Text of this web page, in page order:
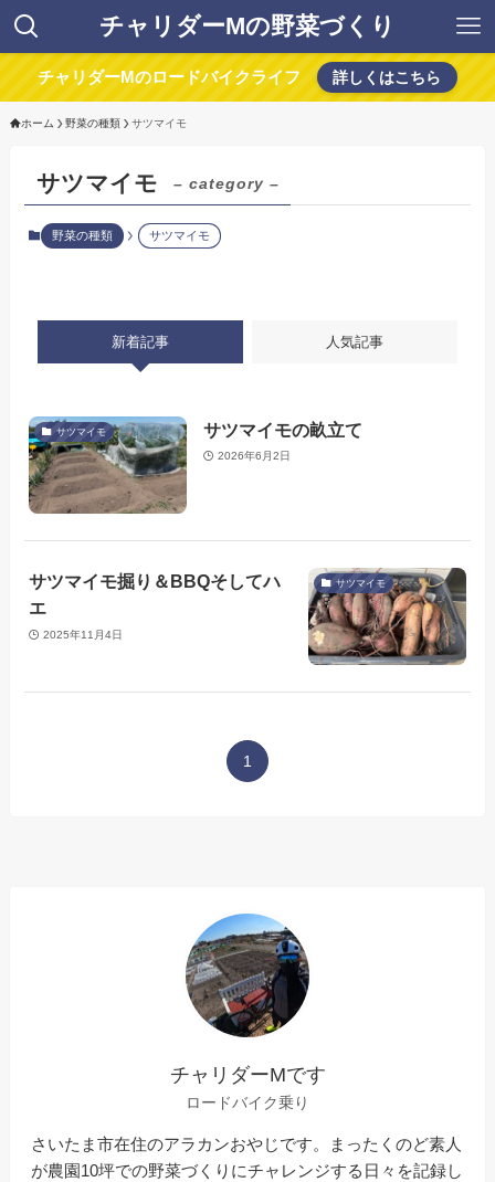
チャリダーMの野菜づくり
チャリダーMのロードバイクライフ 詳しくはこちら
ホーム 野菜の種類 サツマイモ
サツマイモ – category –
野菜の種類 サツマイモ
新着記事 人気記事
サツマイモ サツマイモの畝立て
2026年6月2日
サツマイモ
サツマイモ掘り＆BBQそしてハ
エ
2025年11月4日
1
チャリダーMです
ロードバイク乗り
さいたま市在住のアラカンおやじです。まったくのど素人
が農園10坪での野菜づくりにチャレンジする日々を記録し